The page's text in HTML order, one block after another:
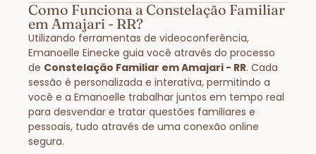
Como Funciona a Constelação Familiar
em Amajari - RR?
Utilizando ferramentas de videoconferência,
Emanoelle Einecke guia você através do processo
de Constelação Familiar em Amajari - RR. Cada
sessão é personalizada e interativa, permitindo a
você e a Emanoelle trabalhar juntos em tempo real
para desvendar e tratar questões familiares e
pessoais, tudo através de uma conexão online
segura.